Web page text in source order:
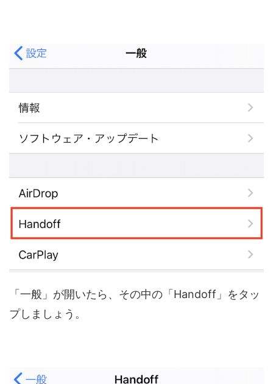
「一般」が開いたら、その中の「Handoff」をタッ
プしましょう。